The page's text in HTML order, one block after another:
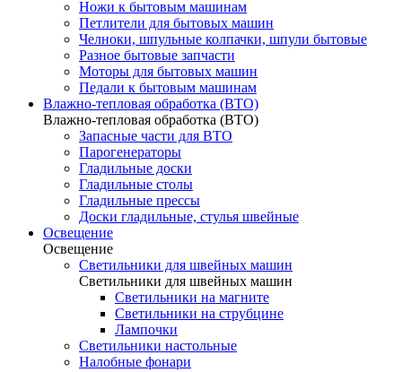
Ножи к бытовым машинам
Петлители для бытовых машин
Челноки, шпульные колпачки, шпули бытовые
Разное бытовые запчасти
Моторы для бытовых машин
Педали к бытовым машинам
Влажно-тепловая обработка (ВТО)
Влажно-тепловая обработка (ВТО)
Запасные части для ВТО
Парогенераторы
Гладильные доски
Гладильные столы
Гладильные прессы
Доски гладильные, стулья швейные
Освещение
Освещение
Светильники для швейных машин
Светильники для швейных машин
Светильники на магните
Светильники на струбцине
Лампочки
Светильники настольные
Налобные фонари